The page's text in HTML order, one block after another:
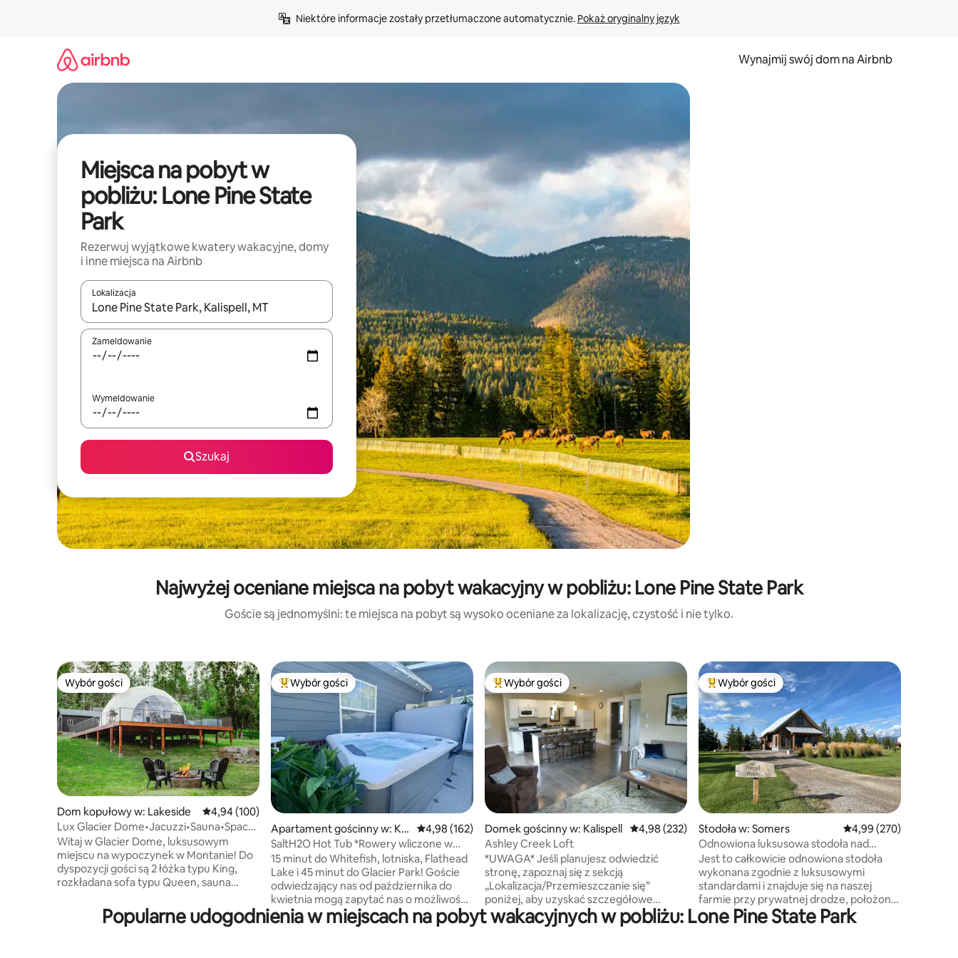
Niektóre informacje zostały przetłumaczone automatycznie. Pokaż oryginalny język
Wynajmij swój dom na Airbnb
Miejsca na pobyt w
pobliżu: Lone Pine State
Park
Rezerwuj wyjątkowe kwatery wakacyjne, domy
i inne miejsca na Airbnb
Lokalizacja
Gdy wyniki będą dostępne, możesz poruszać się po nich za pomocą klawiszy strzałek w górę i w dół lub przeglądać je za pomocą gestów dotykowych lub przesuwania.
Zameldowanie
Wymeldowanie
Szukaj
Najwyżej oceniane miejsca na pobyt wakacyjny w pobliżu: Lone Pine State Park
Goście są jednomyślni: te miejsca na pobyt są wysoko oceniane za lokalizację, czystość i nie tylko.
Wybór gości
Wybór gości
Dom kopułowy w: Lakeside Średnia ocena: 4,94 na 5, liczba recenzji: 100
4,94 (100)
Lux Glacier Dome•Jacuzzi•Sauna•Spacer
2 FlatheadLake
Witaj w Glacier Dome, luksusowym
miejscu na wypoczynek w Montanie! Do
dyspozycji gości są 2 łóżka typu King,
rozkładana sofa typu Queen, sauna
telewizor, pełna łazienka, aneks
kuchenny, pralka/suszarka i szybkie Wi-
Najpopularniejsze z kategorii Wybór gości
Wybór gości
Apartament gościnny w: Kali
spell
Średnia ocena: 4,98 na 5, liczba recenzji: 162
4,98 (162)
SaltH2O Hot Tub *Rowery wliczone w
cenę! Przyjazne dla dzieci* Klimatyzacja!
15 minut do Whitefish, lotniska, Flathead
Lake i 45 minut do Glacier Park! Goście
odwiedzający nas od października do
kwietnia mogą zapytać nas o możliwość
przywiezienia zwierzęcia! Zrelaksuj się w
naszym nowo odnowionym i stylowym
Najpopularniejsze z kategorii Wybór gości
Wybór gości
Domek gościnny w: Kalispell Średnia ocena: 4,98 na 5, liczba recenzji: 232
4,98 (232)
Ashley Creek Loft
*UWAGA* Jeśli planujesz odwiedzić
stronę, zapoznaj się z sekcją
„Lokalizacja/Przemieszczanie się”
poniżej, aby uzyskać szczegółowe
informacje na temat nowego systemu
sprzedaży biletów Glacier Parks.
Najpopularniejsze z kategorii Wybór gości
Wybór gości
Stodoła w: Somers Średnia ocena: 4,99
4,99 (270)
Odnowiona luksusowa stodoła nad
jeziorem Flathead
Jest to całkowicie odnowiona stodoła
wykonana zgodnie z luksusowymi
standardami i znajduje się na naszej
farmie przy prywatnej drodze, położonej
na północnym krańcu jeziora Flathead.
Widoki są spektakularne, ponieważ
Popularne udogodnienia w miejscach na pobyt wakacyjnych w pobliżu: Lone Pine State Park